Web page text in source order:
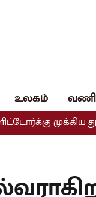
உலகம்
முக்கிய